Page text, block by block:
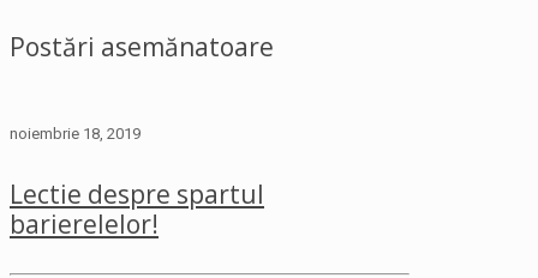
Postări asemănatoare
noiembrie 18, 2019
Lectie despre spartul
barierelelor!